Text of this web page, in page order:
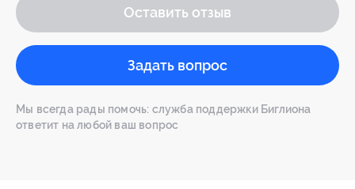
Оставить отзыв
Задать вопрос
Мы всегда рады помочь: служба поддержки Биглиона
ответит на любой ваш вопрос